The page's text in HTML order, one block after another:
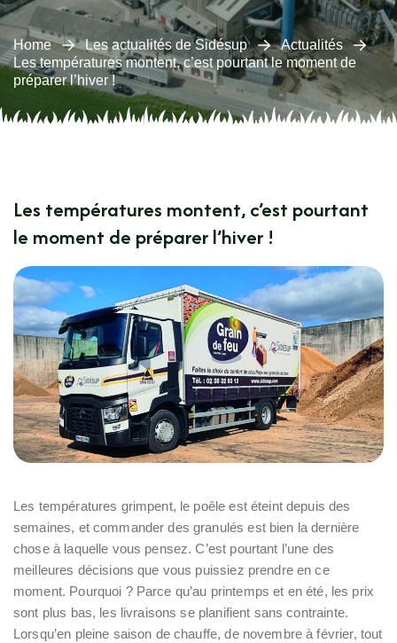
Home Les actualités de Sidésup
Actualités
Les températures montent, c’est pourtant le moment de
préparer l’hiver !
Les températures montent, c’est pourtant
le moment de préparer l’hiver !
Les températures grimpent, le poêle est éteint depuis des
semaines, et commander des granulés est bien la dernière
chose à laquelle vous pensez. C’est pourtant l’une des
meilleures décisions que vous puissiez prendre en ce
moment. Pourquoi ? Parce qu’au printemps et en été, les prix
sont plus bas, les livraisons se planifient sans contrainte.
Lorsqu’en pleine saison de chauffe, de novembre à février, tout